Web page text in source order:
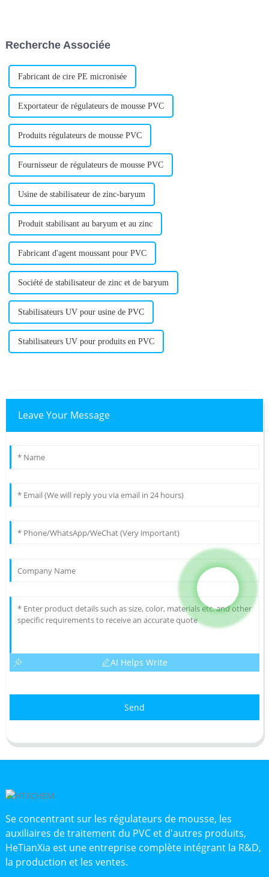
Recherche Associée
Fabricant de cire PE micronisée
Exportateur de régulateurs de mousse PVC
Produits régulateurs de mousse PVC
Fournisseur de régulateurs de mousse PVC
Usine de stabilisateur de zinc-baryum
Produit stabilisant au baryum et au zinc
Fabricant d'agent moussant pour PVC
Société de stabilisateur de zinc et de baryum
Stabilisateurs UV pour usine de PVC
Stabilisateurs UV pour produits en PVC
Leave Your Message
AI Helps Write
Send
Se concentrant sur les régulateurs de mousse, les
auxiliaires de traitement du PVC et d'autres produits,
HeTianXia est une entreprise complète intégrant la R&D,
la production et les ventes.